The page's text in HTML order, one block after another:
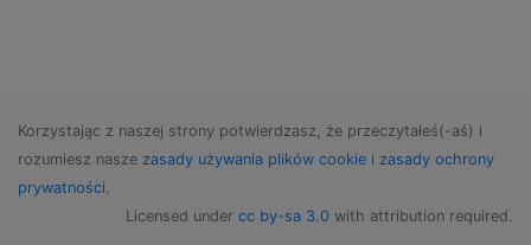
Korzystając z naszej strony potwierdzasz, że przeczytałeś(-aś) i
rozumiesz nasze zasady używania plików cookie i zasady ochrony
prywatności.
Licensed under cc by-sa 3.0 with attribution required.